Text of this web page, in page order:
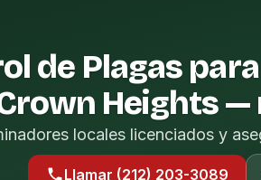
de Plagas
Heights —
locales licenciados y
Llamar (212) 203-3089